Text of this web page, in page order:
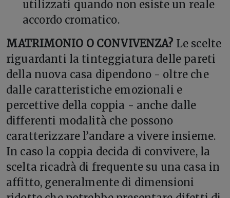
utilizzati quando non esiste un reale
accordo cromatico.
MATRIMONIO O CONVIVENZA? Le scelte
riguardanti la tinteggiatura delle pareti
della nuova casa dipendono - oltre che
dalle caratteristiche emozionali e
percettive della coppia - anche dalle
differenti modalità che possono
caratterizzare l’andare a vivere insieme.
In caso la coppia decida di convivere, la
scelta ricadrà di frequente su una casa in
affitto, generalmente di dimensioni